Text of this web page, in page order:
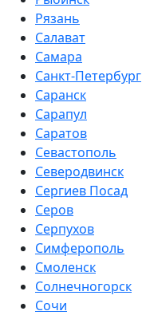
Рязань
Салават
Самара
Санкт-Петербург
Саранск
Сарапул
Саратов
Севастополь
Северодвинск
Сергиев Посад
Серов
Серпухов
Симферополь
Смоленск
Солнечногорск
Сочи